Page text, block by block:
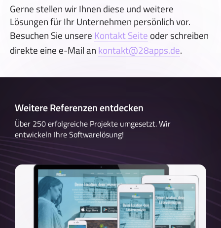
Gerne stellen wir Ihnen diese und weitere
Lösungen für Ihr Unternehmen persönlich vor.
Besuchen Sie unsere Kontakt Seite oder schreiben
direkte eine e-Mail an kontakt@28apps.de.
Weitere Referenzen entdecken
Über 250 erfolgreiche Projekte umgesetzt. Wir
entwickeln Ihre Softwarelösung!